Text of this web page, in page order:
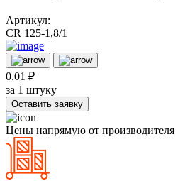
Артикул:
CR 125-1,8/1
0.01 ₽
за 1 штуку
Оставить заявку
Цены напрямую от производителя